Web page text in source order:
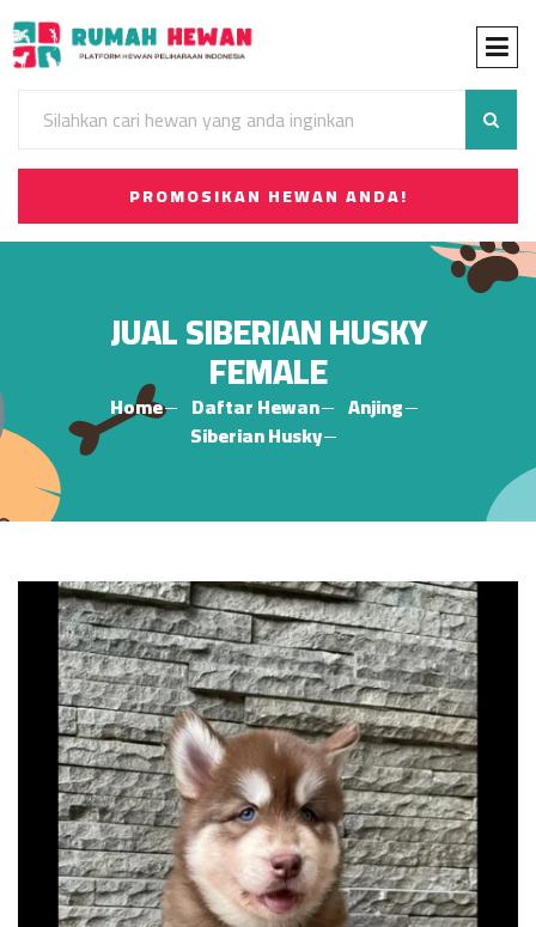
PROMOSIKAN HEWAN ANDA!
JUAL SIBERIAN HUSKY
FEMALE
Home Daftar Hewan
Anjing
Siberian Husky